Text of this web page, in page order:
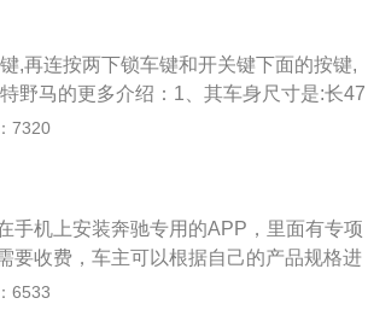
面停车场从家里或单位都能直接遥控来提
,再连按两下锁车键和开关键下面的按键,
野马的更多介绍：1、其车身尺寸是:长47
为2720mm，油箱容积为58.9l，整备质
率是220kw，最大扭矩是434nm，与其
7320
手机上安装奔驰专用的APP，里面有专项
要收费，车主可以根据自己的产品规格进
下为奔驰更多介绍：1、奔驰旗下车型
6533